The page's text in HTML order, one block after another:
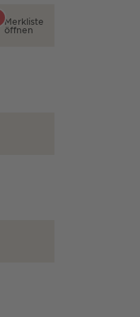
Merkliste
öffnen